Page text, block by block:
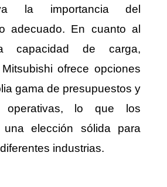
la importancia del
adecuado. En cuanto al
capacidad de carga,
ofrece opciones
gama de presupuestos y
operativas, lo que los
elección sólida para
industrias.